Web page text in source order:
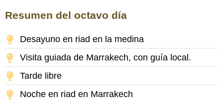
Resumen del octavo día
Desayuno en riad en la medina
Visita guiada de Marrakech, con guía local.
Tarde libre
Noche en riad en Marrakech